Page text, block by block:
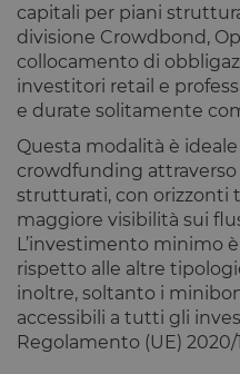
capitali per piani
divisione Crowdbond,
collocamento di
investitori retail e
e durate solitamente
Questa modalità è
crowdfunding
strutturati, con orizzonti
maggiore visibilità sui
L’investimento minimo
rispetto alle altre
inoltre, soltanto i
accessibili a tutti gli
Regolamento (UE) 2020/
tADu
tPL
tTf
t3D
_gcl_ls
tC